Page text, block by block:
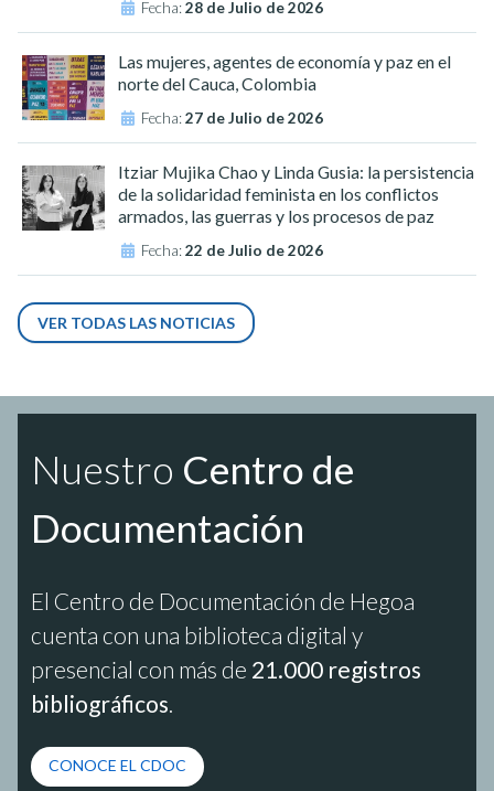
Fecha:28 de Julio de 2026
Las mujeres, agentes de economía y paz en el
norte del Cauca, Colombia
Fecha:27 de Julio de 2026
Itziar Mujika Chao y Linda Gusia: la persistencia
de la solidaridad feminista en los conflictos
armados, las guerras y los procesos de paz
Fecha:22 de Julio de 2026
VER TODAS LAS NOTICIAS
Nuestro Centro de
Documentación
El Centro de Documentación de Hegoa
cuenta con una biblioteca digital y
presencial con más de 21.000 registros
bibliográficos.
CONOCE EL CDOC